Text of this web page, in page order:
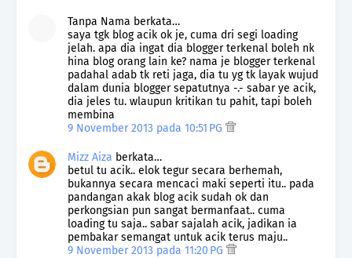
Tanpa Nama berkata…
saya tgk blog acik ok je, cuma dri segi loading
jelah. apa dia ingat dia blogger terkenal boleh nk
hina blog orang lain ke? nama je blogger terkenal
padahal adab tk reti jaga, dia tu yg tk layak wujud
dalam dunia blogger sepatutnya -.- sabar ye acik,
dia jeles tu. wlaupun kritikan tu pahit, tapi boleh
membina
9 November 2013 pada 10:51 PG
Mizz Aiza berkata…
betul tu acik.. elok tegur secara berhemah,
bukannya secara mencaci maki seperti itu.. pada
pandangan akak blog acik sudah ok dan
perkongsian pun sangat bermanfaat.. cuma
loading tu saja.. sabar sajalah acik, jadikan ia
pembakar semangat untuk acik terus maju..
9 November 2013 pada 11:20 PG